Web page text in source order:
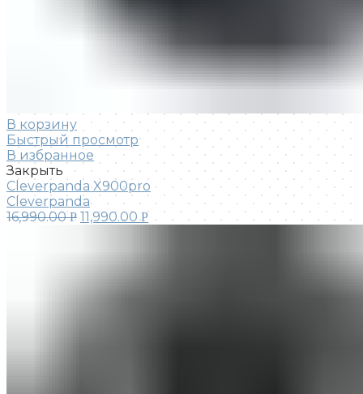
В корзину
Быстрый просмотр
В избранное
Закрыть
Cleverpanda X900pro
Cleverpanda
16,990.00Р 11,990.00Р